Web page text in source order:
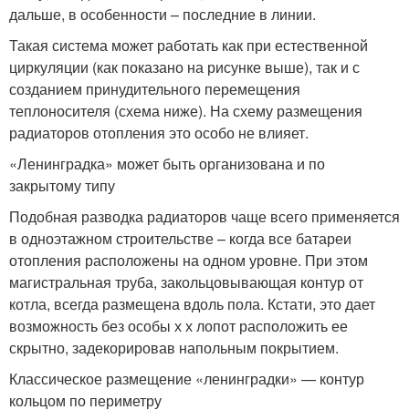
дальше, в особенности – последние в линии.
Такая система может работать как при естественной
циркуляции (как показано на рисунке выше), так и с
созданием принудительного перемещения
теплоносителя (схема ниже). На схему размещения
радиаторов отопления это особо не влияет.
«Ленинградка» может быть организована и по
закрытому типу
Подобная разводка радиаторов чаще всего применяется
в одноэтажном строительстве – когда все батареи
отопления расположены на одном уровне. При этом
магистральная труба, закольцовывающая контур от
котла, всегда размещена вдоль пола. Кстати, это дает
возможность без особы х х лопот расположить ее
скрытно, задекорировав напольным покрытием.
Классическое размещение «ленинградки» — контур
кольцом по периметру